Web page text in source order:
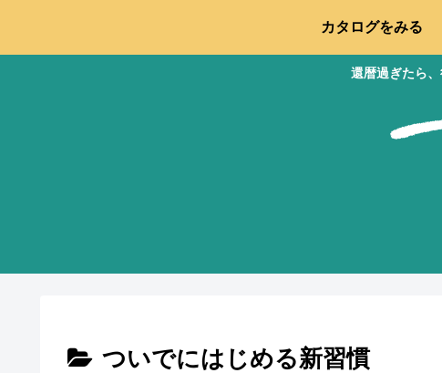
還暦過ぎたら
カタログをみる
ついでにはじめる新習慣